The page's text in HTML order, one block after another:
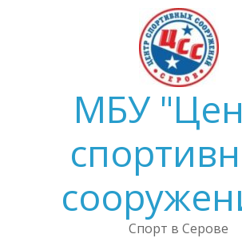
МБУ
Спорт в Серове